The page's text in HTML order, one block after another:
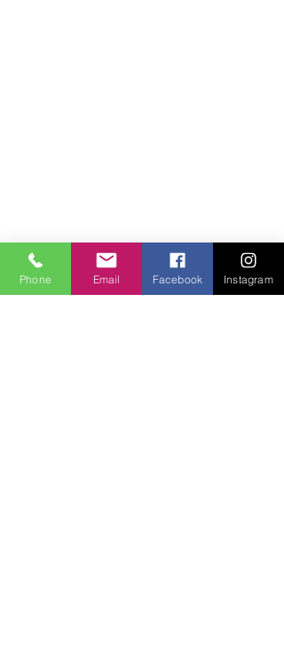
Phone Email Facebook Instagram